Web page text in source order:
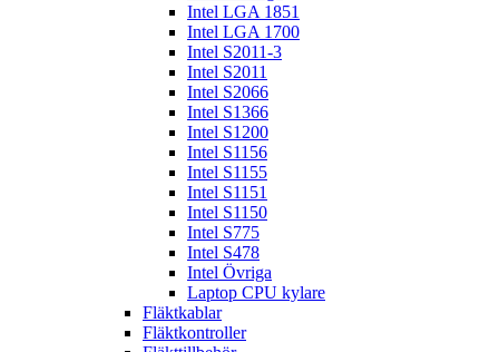
Intel LGA 1851
Intel LGA 1700
Intel S2011-3
Intel S2011
Intel S2066
Intel S1366
Intel S1200
Intel S1156
Intel S1155
Intel S1151
Intel S1150
Intel S775
Intel S478
Intel Övriga
Laptop CPU kylare
Fläktkablar
Fläktkontroller